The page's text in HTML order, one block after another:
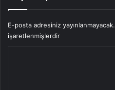
E-posta adresiniz yayınlanmayacak.
işaretlenmişlerdir